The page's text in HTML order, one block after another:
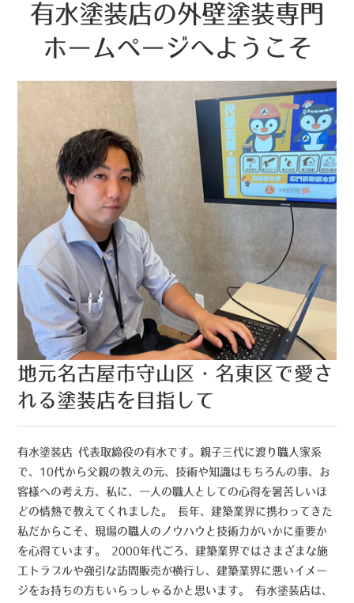
有水塗装店の外壁塗装専門
ホームページへようこそ
地元名古屋市守山区・名東区で愛さ
れる塗装店を目指して
有水塗装店 代表取締役の有水です。親子三代に渡り職人家系
で、10代から父親の教えの元、技術や知識はもちろんの事、お
客様への考え方、私に、一人の職人としての心得を暑苦しいほ
どの情熱で教えてくれました。 長年、建築業界に携わってきた
私だからこそ、現場の職人のノウハウと技術力がいかに重要か
を心得ています。 2000年代ごろ、建築業界ではさまざまな施
工トラブルや強引な訪問販売が横行し、建築業界に悪いイメー
ジをお持ちの方もいらっしゃるかと思います。 有水塗装店は、